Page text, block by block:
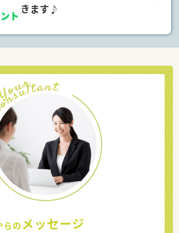
きます♪
らのメッセージ